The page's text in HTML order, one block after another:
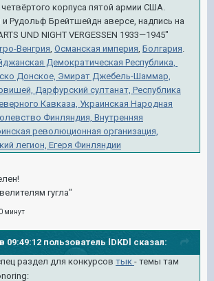
корпуса пятой армии США.
и Рудольф Брейтшейдн аверсе, надпись на
UND NIGHT VERGESSEN 1933—1945"
Венгрия, Османская империя, Болгария.
Демократическая Республика,
Донское, Эмират Джебель-Шаммар,
Дарфурский султанат, Республика
Кавказа, Украинская Народная
Финляндия, Внутренняя
революционная организация,
легион, Егеря Финляндии
гугла"
минут
09:49:12 пользователь lDKDl сказал:
раздел для конкурсов тык - темы там